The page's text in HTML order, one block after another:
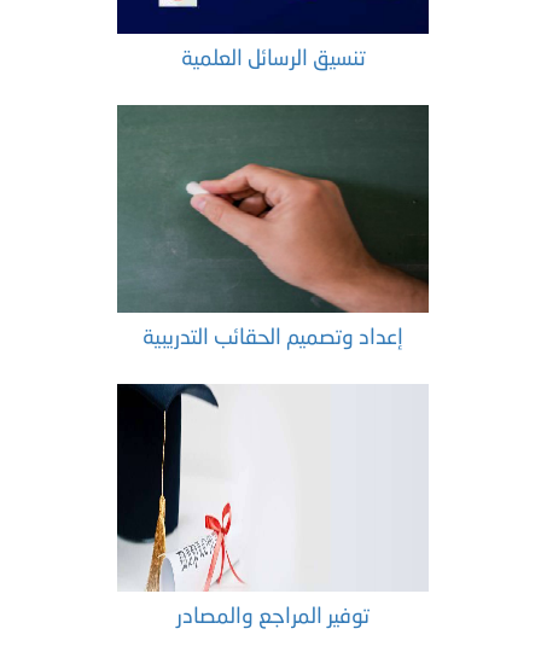
تنسيق الرسائل العلمية
إعداد وتصميم الحقائب التدريبية
توفير المراجع والمصادر